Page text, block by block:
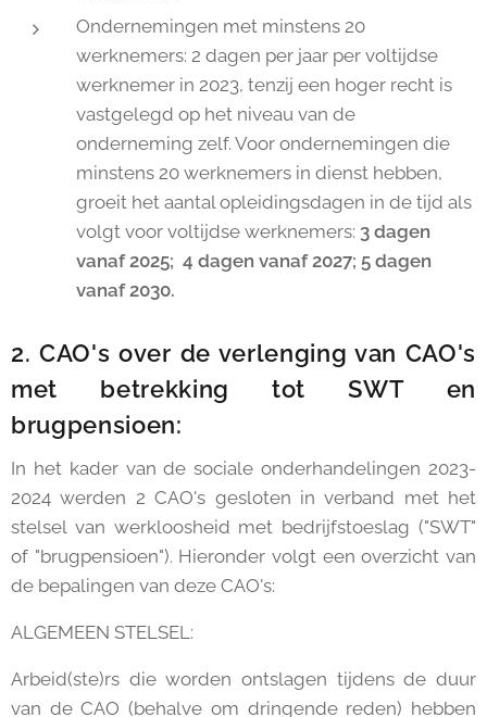
Ondernemingen met minstens 20
werknemers: 2 dagen per jaar per voltijdse
werknemer in 2023, tenzij een hoger recht is
vastgelegd op het niveau van de
onderneming zelf. Voor ondernemingen die
minstens 20 werknemers in dienst hebben,
groeit het aantal opleidingsdagen in de tijd als
volgt voor voltijdse werknemers: 3 dagen
vanaf 2025; 4 dagen vanaf 2027; 5 dagen
vanaf 2030.
2. CAO's over de verlenging van CAO's
met betrekking tot SWT en
brugpensioen:
In het kader van de sociale onderhandelingen 2023-
2024 werden 2 CAO's gesloten in verband met het
stelsel van werkloosheid met bedrijfstoeslag ("SWT"
of "brugpensioen"). Hieronder volgt een overzicht van
de bepalingen van deze CAO's:
ALGEMEEN STELSEL:
Arbeid(ste)rs die worden ontslagen tijdens de duur
van de CAO (behalve om dringende reden) hebben